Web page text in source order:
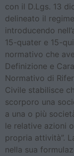
con il D.Lgs. 13
delineato il
introducendo
15-quater e 15-
normativo che
Definizione e
Normativo di
Civile stabilisce
scorporo una
a una o più
le relative azioni
propria attività”.
nella sua